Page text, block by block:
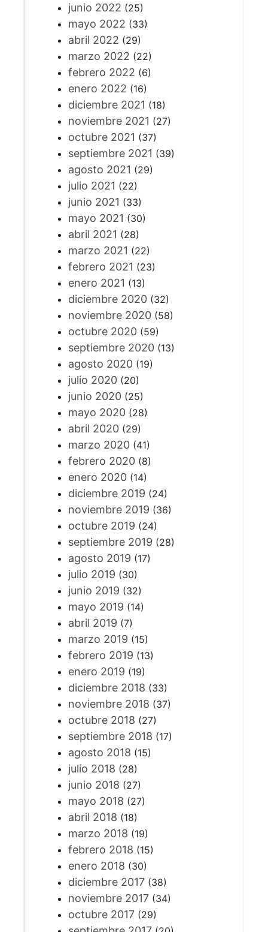
junio 2022 (25)
mayo 2022 (33)
abril 2022 (29)
marzo 2022 (22)
febrero 2022 (6)
enero 2022 (16)
diciembre 2021 (18)
noviembre 2021 (27)
octubre 2021 (37)
septiembre 2021 (39)
agosto 2021 (29)
julio 2021 (22)
junio 2021 (33)
mayo 2021 (30)
abril 2021 (28)
marzo 2021 (22)
febrero 2021 (23)
enero 2021 (13)
diciembre 2020(32)
noviembre 2020(58)
octubre 2020(59)
septiembre 2020(13)
agosto 2020(19)
julio 2020(20)
junio 2020(25)
mayo 2020(28)
abril 2020(29)
marzo 2020(41)
febrero 2020(8)
enero 2020(14)
diciembre 2019 (24)
noviembre 2019 (36)
octubre 2019 (24)
septiembre 2019 (28)
agosto 2019 (17)
julio 2019 (30)
junio 2019 (32)
mayo 2019 (14)
abril 2019 (7)
marzo 2019 (15)
febrero 2019 (13)
enero 2019 (19)
diciembre 2018 (33)
noviembre 2018 (37)
octubre 2018 (27)
septiembre 2018 (17)
agosto 2018 (15)
julio 2018 (28)
junio 2018 (27)
mayo 2018 (27)
abril 2018 (18)
marzo 2018 (19)
febrero 2018 (15)
enero 2018 (30)
diciembre 2017(38)
noviembre 2017(34)
octubre 2017(29)